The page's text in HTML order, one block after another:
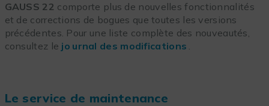
GAUSS 22 comporte plus de nouvelles fonctionnalités
et de corrections de bogues que toutes les versions
précédentes. Pour une liste complète des nouveautés,
consultez le jo urnal des modifications .
Le service de maintenance